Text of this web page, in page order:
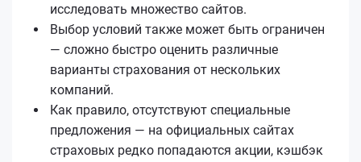
исследовать множество сайтов.
Выбор условий также может быть ограничен
— сложно быстро оценить различные
варианты страхования от нескольких
компаний.
Как правило, отсутствуют специальные
предложения — на официальных сайтах
страховых редко попадаются акции, кэшбэк